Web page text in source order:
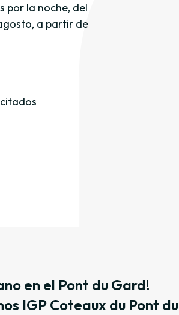
por la noche, del
a partir de
en el Pont du Gard!
IGP Coteaux du Pont du